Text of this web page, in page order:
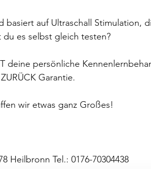
auf Ultraschall Stimulation,
es selbst gleich testen?
deine persönliche
Garantie.
wir etwas ganz Großes!
Heilbronn Tel.: 0176-70304438